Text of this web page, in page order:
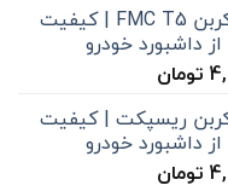
7,000,000 تومان 4,900,000 تومان
است.
روداشبوردی سه‌لایه طرح کربن FMC T5 | کیفیت
داشبورد خودرو
7,000,000 تومان
تومانقیمت
4,900,000 تومان
است.
کربن ریسپکت | کیفیت
داشبورد خودرو
تومانقیمت